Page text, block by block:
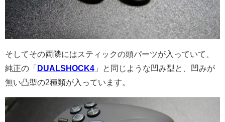
そしてその両隣にはスティックの頭パーツが入っていて、
純正の「 DUALSHOCK4 」と同じような凹み型と、凹みが
無い凸型の2種類が入っています。